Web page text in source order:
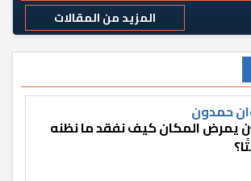
المزيد من المقالات
حمدون
يمرض المكان كيف نفقد ما نظنه